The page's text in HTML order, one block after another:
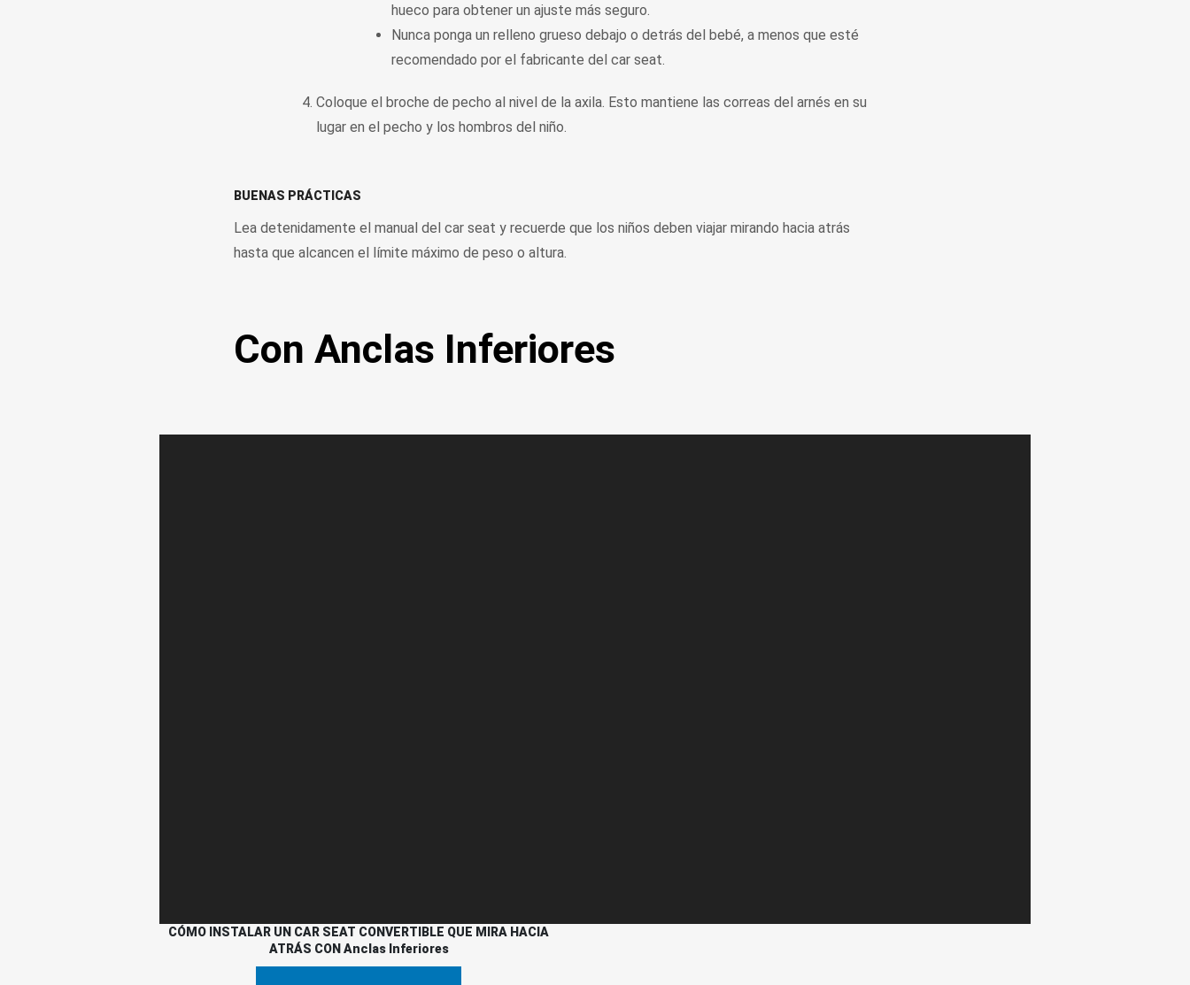
hueco para obtener un ajuste más seguro.
Nunca ponga un relleno grueso debajo o detrás del bebé, a menos que esté
recomendado por el fabricante del car seat.
Coloque el broche de pecho al nivel de la axila. Esto mantiene las correas del arnés en su
lugar en el pecho y los hombros del niño.
BUENAS PRÁCTICAS
Lea detenidamente el manual del car seat y recuerde que los niños deben viajar mirando hacia atrás
hasta que alcancen el límite máximo de peso o altura.
Con Anclas Inferiores
CÓMO INSTALAR UN CAR SEAT CONVERTIBLE QUE MIRA HACIA
ATRÁS CON Anclas Inferiores